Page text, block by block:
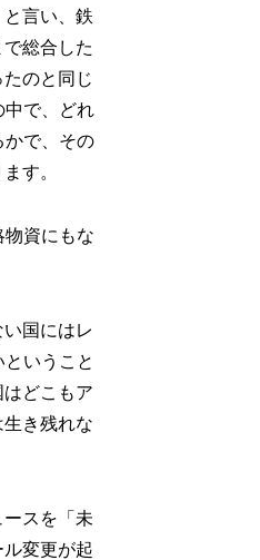
言い、鉄
総合した
のと同じ
中で、どれ
かで、その
す。
資にもな
国にはレ
いうこと
どこもア
生き残れな
スを「未
変更が起